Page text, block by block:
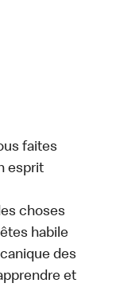
faites
esprit
choses
habile
des
et